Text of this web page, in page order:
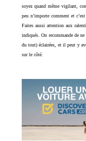
soyez quand même vigilant,
peu n’importe comment et
Faites aussi attention aux
indiqués. On recommande de
du tout) éclairées, et il peut y
sur le côté.